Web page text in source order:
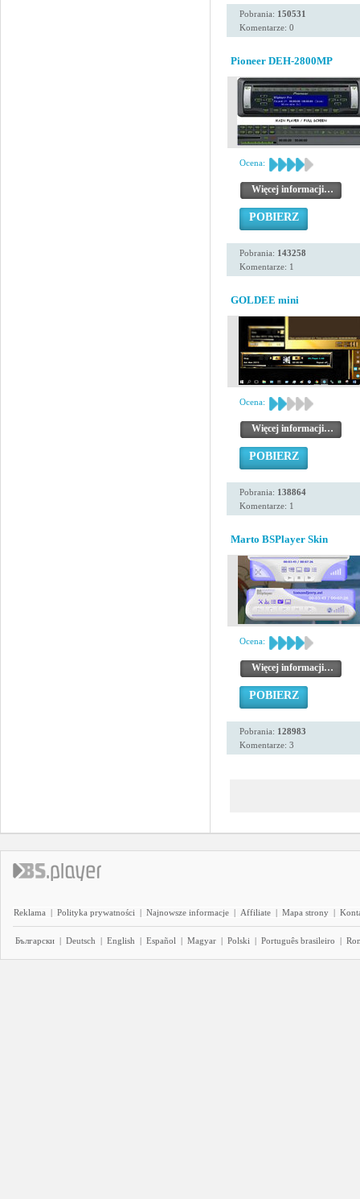
Pobrania: 150531
Komentarze: 0
Pioneer DEH-2800MP
Ocena:
Więcej informacji…
POBIERZ
Pobrania: 143258
Komentarze: 1
GOLDEE mini
Ocena:
Więcej informacji…
POBIERZ
Pobrania: 138864
Komentarze: 1
Marto BSPlayer Skin
Ocena:
Więcej informacji…
POBIERZ
Pobrania: 128983
Komentarze: 3
Reklama | Polityka prywatności | Najnowsze informacje | Affiliate | Mapa strony |
Български | Deutsch | English | Español | Magyar | Polski | Português brasileiro |